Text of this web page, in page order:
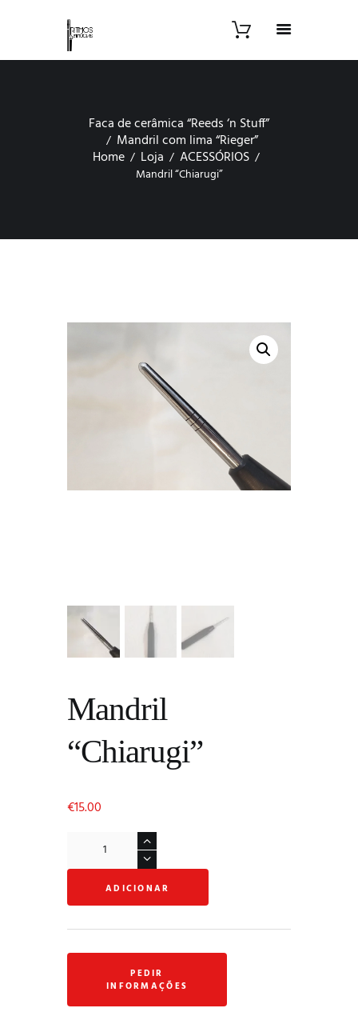
Faca de cerâmica “Reeds ‘n Stuff”
Mandril com lima “Rieger”
Home
Loja ACESSÓRIOS
Mandril “Chiarugi”
Mandril
“Chiarugi”
€15.00
Quantidade
Mandril
"Chiarugi"
ADICIONAR